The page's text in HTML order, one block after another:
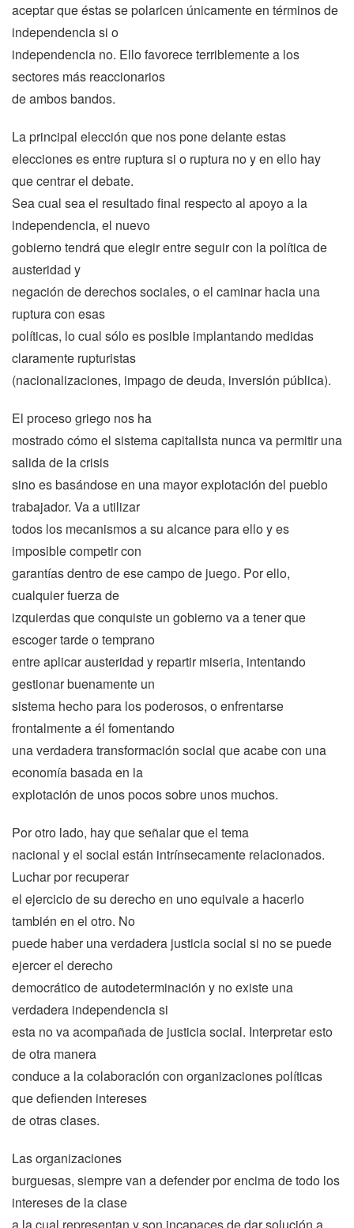
aceptar que éstas se polaricen únicamente en términos de
independencia si o
independencia no. Ello favorece terriblemente a los
sectores más reaccionarios
de ambos bandos.
La principal elección que nos pone delante estas
elecciones es entre ruptura si o ruptura no y en ello hay
que centrar el debate.
Sea cual sea el resultado final respecto al apoyo a la
independencia, el nuevo
gobierno tendrá que elegir entre seguir con la política de
austeridad y
negación de derechos sociales, o el caminar hacia una
ruptura con esas
políticas, lo cual sólo es posible implantando medidas
claramente rupturistas
(nacionalizaciones, impago de deuda, inversión pública).
El proceso griego nos ha
mostrado cómo el sistema capitalista nunca va permitir una
salida de la crisis
sino es basándose en una mayor explotación del pueblo
trabajador. Va a utilizar
todos los mecanismos a su alcance para ello y es
imposible competir con
garantías dentro de ese campo de juego. Por ello,
cualquier fuerza de
izquierdas que conquiste un gobierno va a tener que
escoger tarde o temprano
entre aplicar austeridad y repartir miseria, intentando
gestionar buenamente un
sistema hecho para los poderosos, o enfrentarse
frontalmente a él fomentando
una verdadera transformación social que acabe con una
economía basada en la
explotación de unos pocos sobre unos muchos.
Por otro lado, hay que señalar que el tema
nacional y el social están intrínsecamente relacionados.
Luchar por recuperar
el ejercicio de su derecho en uno equivale a hacerlo
también en el otro. No
puede haber una verdadera justicia social si no se puede
ejercer el derecho
democrático de autodeterminación y no existe una
verdadera independencia si
esta no va acompañada de justicia social. Interpretar esto
de otra manera
conduce a la colaboración con organizaciones políticas
que defienden intereses
de otras clases.
Las organizaciones
burguesas, siempre van a defender por encima de todo los
intereses de la clase